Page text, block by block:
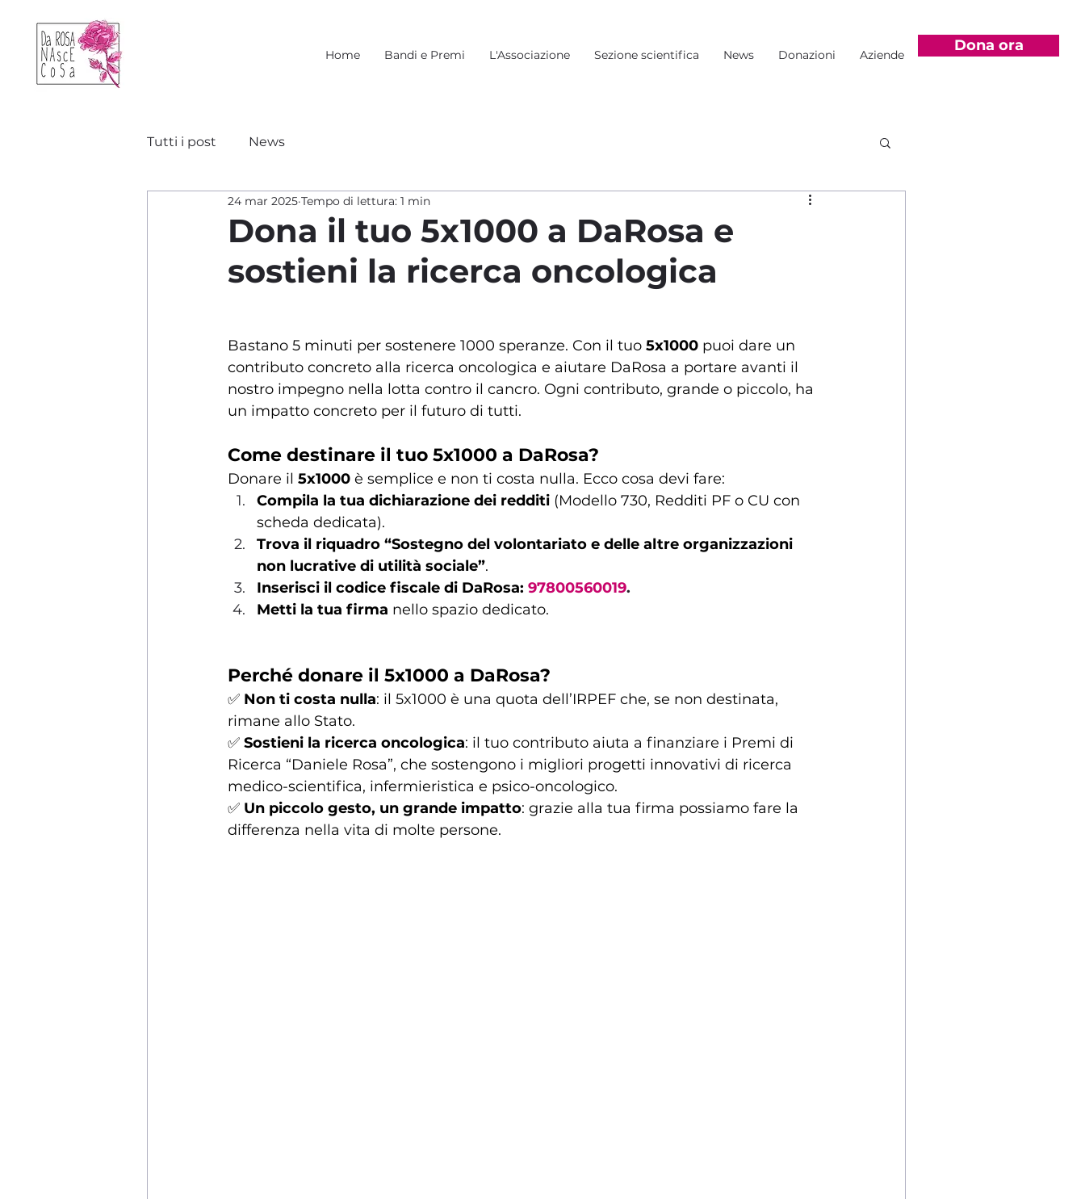
Home Bandi e Premi L'Associazione Sezione scientifica News Donazioni Aziende
Dona ora
Tutti i post News
Dona il tuo 5x1000 a DaRosa e
sostieni la ricerca oncologica
24 mar 2025 Tempo di lettura: 1 min
Bastano 5 minuti per sostenere 1000 speranze. Con il tuo 5x1000 puoi dare un
contributo concreto alla ricerca oncologica e aiutare DaRosa a portare avanti il
nostro impegno nella lotta contro il cancro. Ogni contributo, grande o piccolo, ha
un impatto concreto per il futuro di tutti.
Come destinare il tuo 5x1000 a DaRosa?
Donare il 5x1000 è semplice e non ti costa nulla. Ecco cosa devi fare:
Compila la tua dichiarazione dei redditi (Modello 730, Redditi PF o CU con
scheda dedicata).
Trova il riquadro “Sostegno del volontariato e delle altre organizzazioni
non lucrative di utilità sociale”.
Inserisci il codice fiscale di DaRosa: 97800560019.
Metti la tua firma nello spazio dedicato.
Perché donare il 5x1000 a DaRosa?
✅ Non ti costa nulla: il 5x1000 è una quota dell’IRPEF che, se non destinata,
rimane allo Stato.
✅ Sostieni la ricerca oncologica: il tuo contributo aiuta a finanziare i Premi di
Ricerca “Daniele Rosa”, che sostengono i migliori progetti innovativi di ricerca
medico-scientifica, infermieristica e psico-oncologico.
✅ Un piccolo gesto, un grande impatto: grazie alla tua firma possiamo fare la
differenza nella vita di molte persone.